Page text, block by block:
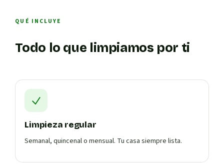
QUÉ INCLUYE
Todo lo que limpiamos por ti
Limpieza regular
Semanal, quincenal o mensual. Tu casa siempre lista.